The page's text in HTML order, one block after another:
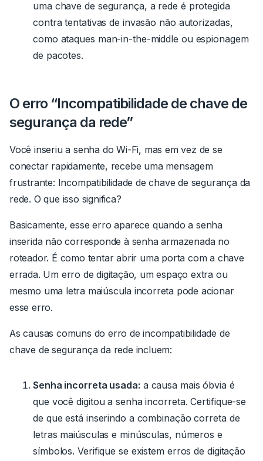
uma chave de segurança, a rede é protegida
contra tentativas de invasão não autorizadas,
como ataques man-in-the-middle ou espionagem
de pacotes.
O erro “Incompatibilidade de chave de
segurança da rede”
Você inseriu a senha do Wi-Fi, mas em vez de se
conectar rapidamente, recebe uma mensagem
frustrante: Incompatibilidade de chave de segurança da
rede. O que isso significa?
Basicamente, esse erro aparece quando a senha
inserida não corresponde à senha armazenada no
roteador. É como tentar abrir uma porta com a chave
errada. Um erro de digitação, um espaço extra ou
mesmo uma letra maiúscula incorreta pode acionar
esse erro.
As causas comuns do erro deincompatibilidade de
chave de segurança da rede incluem:
Senha incorreta usada: a causa mais óbvia é
que você digitou a senha incorreta. Certifique-se
de que está inserindo a combinação correta de
letras maiúsculas e minúsculas, números e
símbolos. Verifique se existem erros de digitação